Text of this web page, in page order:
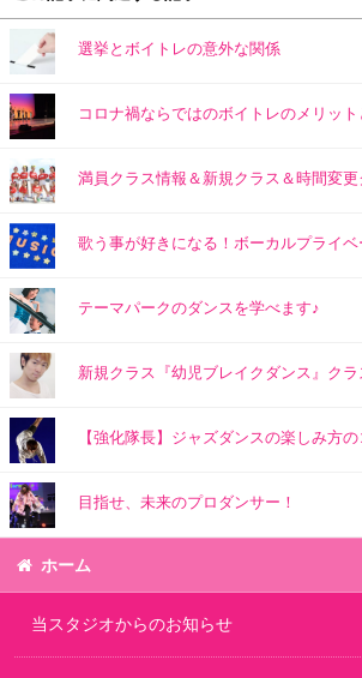
選挙とボイトレの意外な関係
コロナ禍ならではのボイトレのメリット
満員クラス情報＆新規クラス＆時間変
歌う事が好きになる！ボーカルプライ
テーマパークのダンスを学べます♪
新規クラス『幼児ブレイクダンス』クラ
目指せ、未来のプロダンサー！
ホーム
当スタジオからのお知らせ